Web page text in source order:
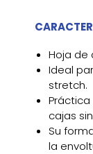
Hoja de
Ideal
stretch.
cajas
Su
la